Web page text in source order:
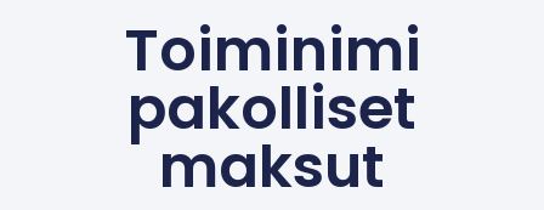
Toiminimi
pakolliset
maksut